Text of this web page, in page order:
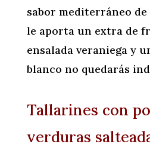
sabor mediterráneo de
le aporta un extra de
ensalada veraniega y
blanco no quedarás
Tallarines con
verduras